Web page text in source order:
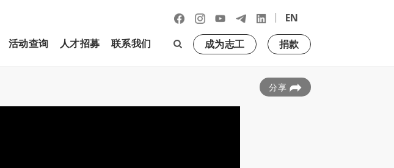
|
EN
活动查询 人才招募 联系我们 成为志工 捐款
分享